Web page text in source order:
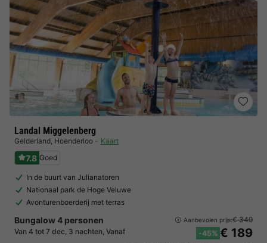
Landal Miggelenberg
Gelderland, Hoenderloo Kaart
7.8 Goed
In de buurt van Julianatoren
Nationaal park de Hoge Veluwe
Avonturenboerderij met terras
Bungalow 4 personen
Van 4 tot 7 dec, 3 nachten, Vanaf
Aanbevolen prijs:€ 349
-45% € 189